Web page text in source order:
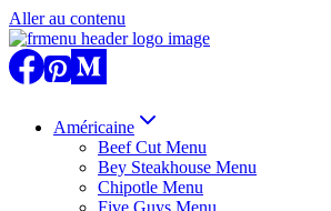
Aller au contenu
Américaine
Beef Cut Menu
Bey Steakhouse Menu
Chipotle Menu
Five Guys Menu